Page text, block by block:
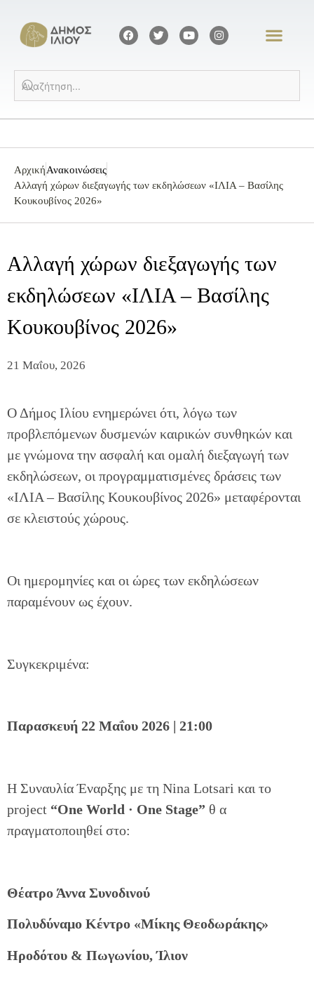
ΑρχικήΑνακοινώσεις
Αλλαγή χώρων διεξαγωγής των εκδηλώσεων «ΙΛΙΑ – Βασίλης
Κουκουβίνος 2026»
Αλλαγή χώρων διεξαγωγής των
εκδηλώσεων «ΙΛΙΑ – Βασίλης
Κουκουβίνος 2026»
21 Μαΐου, 2026
Ο Δήμος Ιλίου ενημερώνει ότι, λόγω των
προβλεπόμενων δυσμενών καιρικών συνθηκών και
με γνώμονα την ασφαλή και ομαλή διεξαγωγή των
εκδηλώσεων, οι προγραμματισμένες δράσεις των
«ΙΛΙΑ – Βασίλης Κουκουβίνος 2026» μεταφέρονται
σε κλειστούς χώρους.
Οι ημερομηνίες και οι ώρες των εκδηλώσεων
παραμένουν ως έχουν.
Συγκεκριμένα:
Παρασκευή 22 Μαΐου 2026 | 21:00
Η Συναυλία Έναρξης με τη Nina Lotsari και το
project “One World · One Stage” θ α
πραγματοποιηθεί στο:
Θέατρο Άννα Συνοδινού
Πολυδύναμο Κέντρο «Μίκης Θεοδωράκης»
Ηροδότου & Πωγωνίου, Ίλιον